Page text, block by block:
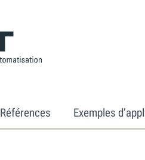
Références Exemples